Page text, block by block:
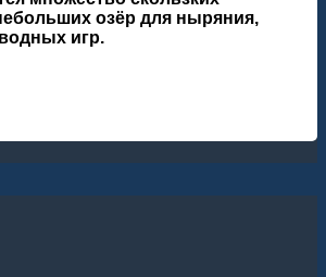
озёр для ныряния,
игр.